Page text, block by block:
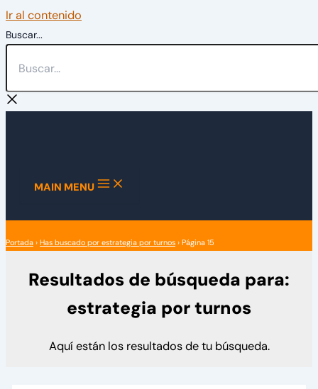
Ir al contenido
Buscar...
MAIN MENU
Portada › Has buscado por estrategia por turnos › Página 15
Resultados de búsqueda para:
estrategia por turnos
Aquí están los resultados de tu búsqueda.